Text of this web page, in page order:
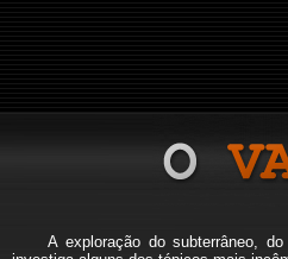
A exploração do subterrâneo,